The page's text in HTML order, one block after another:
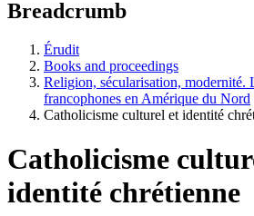
Breadcrumb
Érudit
Books and proceedings
Religion, sécularisation, modernité.
francophones en Amérique du Nord
Catholicisme culturel et identité
Catholicisme
identité chrétienne